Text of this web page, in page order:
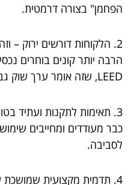
הפחמן" בצורה דרמטית.
2. הלקוחות דורשים ירוק –
הרבה יותר קונים בוחרים
LEED, שזה אומר ערך שוק גבוה יותר.
3. תאימות לתקנות ועתיד
כבר מעודדים ומחייבים
לסביבה.
4. תדמית מקצועית